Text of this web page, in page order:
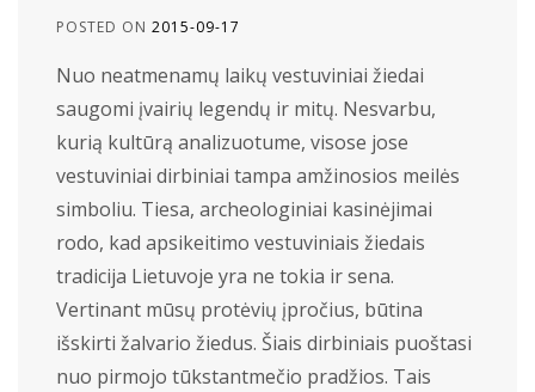
POSTED ON 2015-09-17
Nuo neatmenamų laikų vestuviniai žiedai
saugomi įvairių legendų ir mitų. Nesvarbu,
kurią kultūrą analizuotume, visose jose
vestuviniai dirbiniai tampa amžinosios meilės
simboliu. Tiesa, archeologiniai kasinėjimai
rodo, kad apsikeitimo vestuviniais žiedais
tradicija Lietuvoje yra ne tokia ir sena.
Vertinant mūsų protėvių įpročius, būtina
išskirti žalvario žiedus. Šiais dirbiniais puoštasi
nuo pirmojo tūkstantmečio pradžios. Tais